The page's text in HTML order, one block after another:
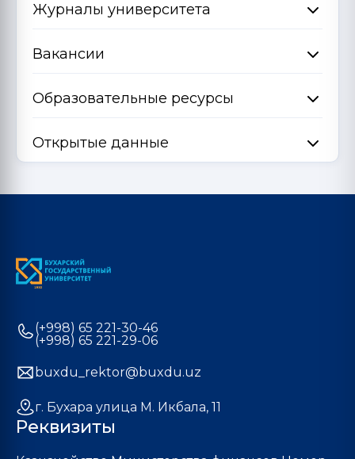
Журналы университета
Вакансии
Образовательные ресурсы
Открытые данные
(+998) 65 221-30-46
(+998) 65 221-29-06
buxdu_rektor@buxdu.uz
г. Бухара улица М. Икбала, 11
Реквизиты